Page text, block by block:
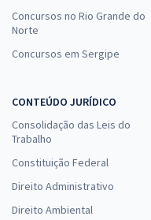
Concursos no Rio Grande do
Norte
Concursos em Sergipe
CONTEÚDO JURÍDICO
Consolidação das Leis do
Trabalho
Constituição Federal
Direito Administrativo
Direito Ambiental